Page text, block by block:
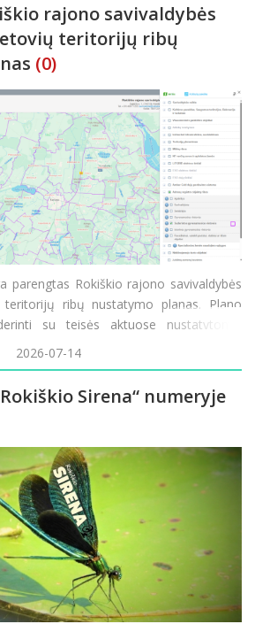
rajono savivaldybės
teritorijų ribų
(0)
parengtas Rokiškio rajono savivaldybės
teritorijų ribų nustatymo planas. Plano
su teisės aktuose nustatytomis
plano sprendiniais ir suderintomis
ribomis visuomenė g
2026-07-14
Sirena“ numeryje